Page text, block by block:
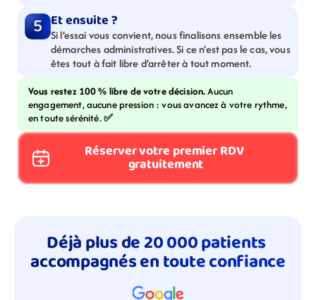
5 Et ensuite ?
Si l’essai vous convient, nous finalisons ensemble les
démarches administratives. Si ce n’est pas le cas, vous
êtes tout à fait libre d’arrêter à tout moment.
Vous restez 100 % libre de votre décision. Aucun
engagement, aucune pression : vous avancez à votre rythme,
en toute sérénité. ✅
Réserver votre premier RDV
gratuitement
Déjà plus de 20 000 patients
accompagnés en toute confiance